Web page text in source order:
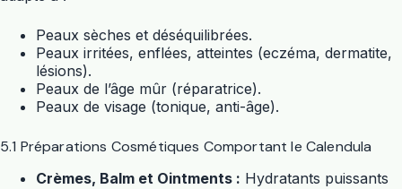
Peaux sèches et déséquilibrées.
Peaux irritées, enflées, atteintes (eczéma, dermatite,
lésions).
Peaux de l’âge mûr (réparatrice).
Peaux de visage (tonique, anti-âge).
5.1 Préparations Cosmétiques Comportant le Calendula
Crèmes, Balm et Ointments : Hydratants puissants